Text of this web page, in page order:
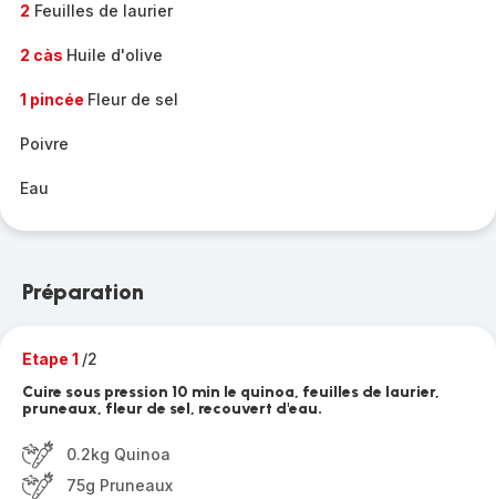
2 Feuilles de laurier
2 càs Huile d'olive
1 pincée Fleur de sel
Poivre
Eau
Préparation
Etape 1 /2
Cuire sous pression 10 min le quinoa, feuilles de laurier,
pruneaux, fleur de sel, recouvert d'eau.
0.2kg Quinoa
75g Pruneaux